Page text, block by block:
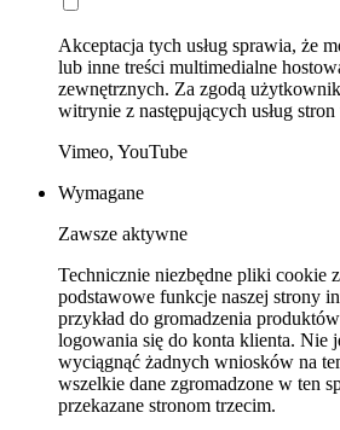
Akceptacja tych usług sprawia, że
lub inne treści multimedialne
zewnętrznych. Za zgodą
witrynie z następujących usług stron
Vimeo, YouTube
Wymagane
Zawsze aktywne
Technicznie niezbędne pliki cookie
podstawowe funkcje naszej strony
przykład do gromadzenia
logowania się do konta klienta. Nie
wyciągnąć żadnych wniosków na
wszelkie dane zgromadzone w ten
przekazane stronom trzecim.